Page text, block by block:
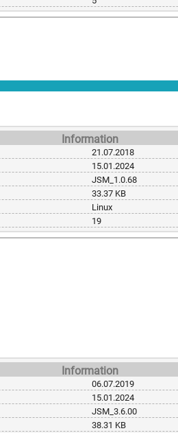
Information
21.07.2018
15.01.2024
JSM_1.0.68
33.37 KB
Linux
19
Information
06.07.2019
15.01.2024
JSM_3.6.00
38.31 KB